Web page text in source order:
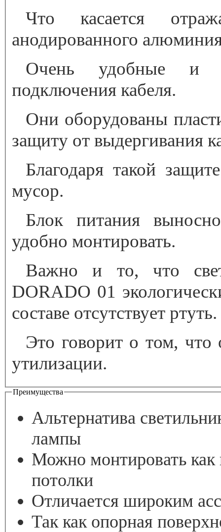
Что касается
анодированного
Очень удобные и
подключения кабеля.
Они оборудованы
защиту от выдергивания
Благодаря такой
мусор.
Блок питания
удобно монтировать.
Важно и то, что
DORADO 01
составе отсутствует ртуть.
Это говорит о том, что
утилизации.
Преимущества
Альтернатива
лампы
Можно монтировать
потолки
Отличается широким
Так как опорная